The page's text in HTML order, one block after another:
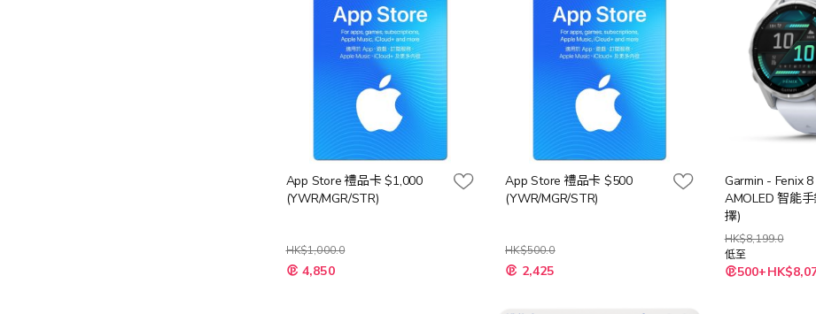
App Store 禮品卡 $1,000
(YWR/MGR/STR)
HK$1,000.0
4,850
App Store 禮品卡 $500
(YWR/MGR/STR)
HK$500.0
2,425
Garmin - Fenix
AMOLED 智能
擇)
HK$8,199.0
低至